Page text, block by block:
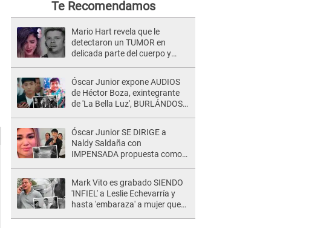
Te Recomendamos
Mario Hart revela que le
detectaron un TUMOR en
delicada parte del cuerpo y
muy fuertes..."
Óscar Junior expone AUDIOS
de Héctor Boza, exintegrante
de 'La Bella Luz', BURLÁNDOSE
de maltrato: "Grábame..."
Óscar Junior SE DIRIGE a
Naldy Saldaña con
IMPENSADA propuesta como
Mark Vito es grabado SIENDO
'INFIEL' a Leslie Echevarría y
hasta 'embaraza' a mujer que